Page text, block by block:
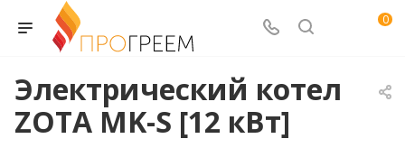
0
Электрический котел
ZOTA MK-S [12 кВт]